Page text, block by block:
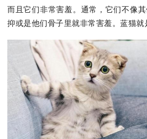
而且它们非常害羞。通常，它们不像其
抑或是他们骨子里就非常害羞。 蓝猫就